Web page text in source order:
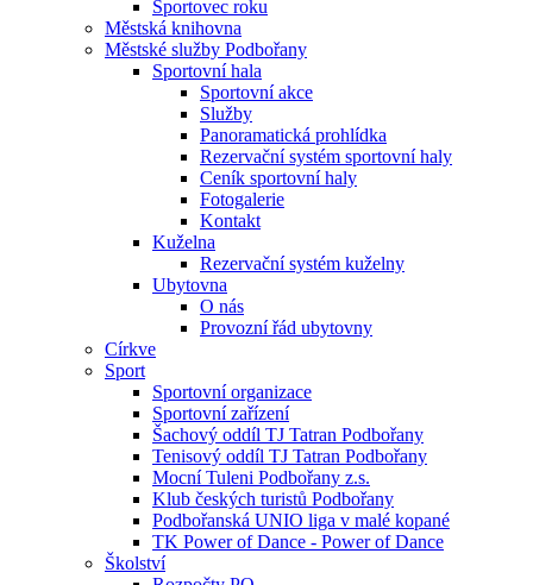
Sportovec roku
Městská knihovna
Městské služby Podbořany
Sportovní hala
Sportovní akce
Služby
Panoramatická prohlídka
Rezervační systém sportovní haly
Ceník sportovní haly
Fotogalerie
Kontakt
Kuželna
Rezervační systém kuželny
Ubytovna
O nás
Provozní řád ubytovny
Církve
Sport
Sportovní organizace
Sportovní zařízení
Šachový oddíl TJ Tatran Podbořany
Tenisový oddíl TJ Tatran Podbořany
Mocní Tuleni Podbořany z.s.
Klub českých turistů Podbořany
Podbořanská UNIO liga v malé kopané
TK Power of Dance - Power of Dance
Školství